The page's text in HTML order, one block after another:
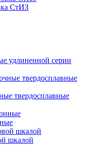
СтИЗ
удлиненной серии
твердосплавные
шкалой